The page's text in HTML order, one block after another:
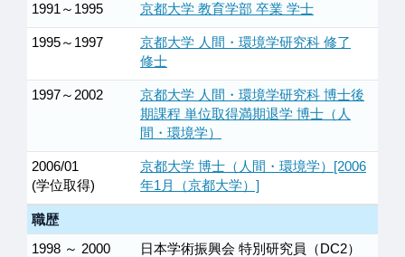
1991～1995
京都大学 教育学部 卒業 学士
1995～1997
京都大学 人間・環境学研究科 修了
修士
1997～2002
京都大学 人間・環境学研究科 博士後
期課程 単位取得満期退学 博士（人
間・環境学）
2006/01
(学位取得)
京都大学 博士（人間・環境学）[2006
年1月（京都大学）]
職歴
1998 ～ 2000
日本学術振興会 特別研究員（DC2）